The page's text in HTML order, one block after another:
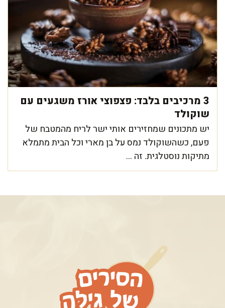
3 מרכיבים בלבד: פצפוצי אורז משגעים עם
שוקולד
יש מתכונים שמחזירים אותי ישר לריח מהמטבח של
פעם, כשהשוקולד נמס על בן מארי וכל הבית מתמלא
מתיקות נוסטלגית. זה ...